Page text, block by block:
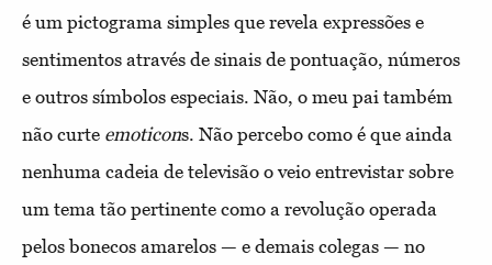
é um pictograma simples que revela expressões e
sentimentos através de sinais de pontuação, números
e outros símbolos especiais. Não, o meu pai também
não curte emoticons. Não percebo como é que ainda
nenhuma cadeia de televisão o veio entrevistar sobre
um tema tão pertinente como a revolução operada
pelos bonecos amarelos — e demais colegas — no